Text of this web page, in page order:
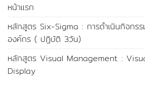
หน้าแรก
หลักสูตร Six-Sigma : การดำเนินกิจกร
องค์กร ( ปฏิบัติ 3วัน)
หลักสูตร Visual Management :
Display